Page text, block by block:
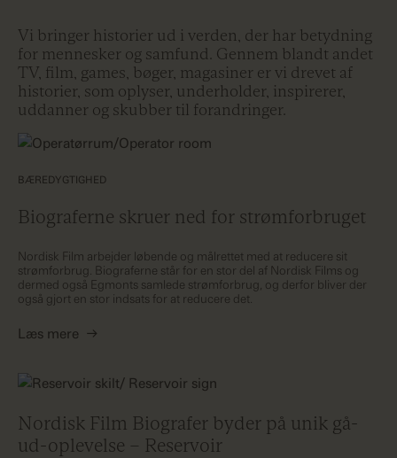
Vi bringer historier ud i verden, der har betydning
for mennesker og samfund. Gennem blandt andet
TV, film, games, bøger, magasiner er vi drevet af
historier, som oplyser, underholder, inspirerer,
uddanner og skubber til forandringer.
BÆREDYGTIGHED
Biograferne skruer ned for strømforbruget
Nordisk Film arbejder løbende og målrettet med at reducere sit
strømforbrug. Biograferne står for en stor del af Nordisk Films og
dermed også Egmonts samlede strømforbrug, og derfor bliver der
også gjort en stor indsats for at reducere det.
Læs mere →
Nordisk Film Biografer byder på unik gå-
ud-oplevelse – Reservoir